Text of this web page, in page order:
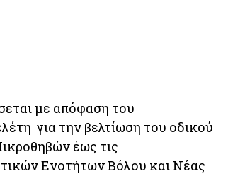
με απόφαση του
για την βελτίωση του οδικού
έως τις
Ενοτήτων Βόλου και Νέας